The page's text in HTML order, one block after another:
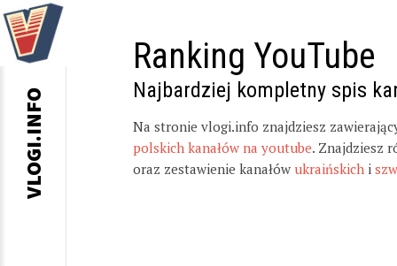
Ranking YouTube
Najbardziej kompletny spis
Na stronie vlogi.info znajdziesz
polskich kanałów na youtube. Znajdziesz
oraz zestawienie kanałów ukraińskich i
VLOGI.INFO